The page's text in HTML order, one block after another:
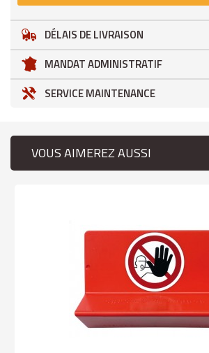
DÉLAIS DE LIVRAISON
MANDAT ADMINISTRATIF
SERVICE MAINTENANCE
VOUS AIMEREZ AUSSI